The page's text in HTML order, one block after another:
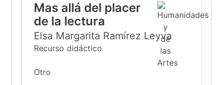
Mas allá del placer
de la lectura
Elsa Margarita Ramírez Leyva
Recurso didáctico
Otro